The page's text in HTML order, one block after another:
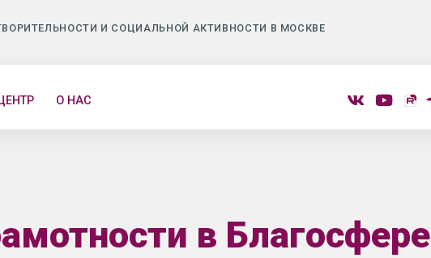
И СОЦИАЛЬНОЙ АКТИВНОСТИ В МОСКВЕ
О НАС
в Благосфере